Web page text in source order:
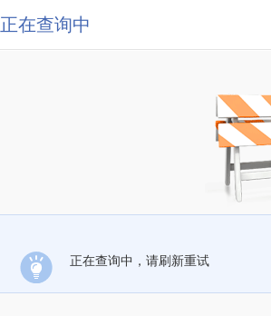
正在查询中
正在查询中，请刷新重试